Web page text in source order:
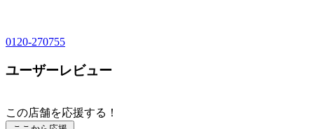
0120-270755
ユーザーレビュー
この店舗を応援する！